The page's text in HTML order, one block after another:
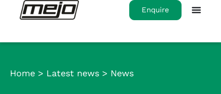
Enquire
Home > Latest news > News